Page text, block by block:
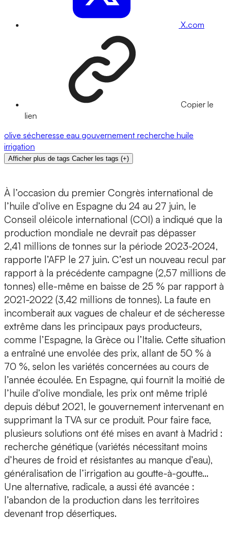
X.com
Copier le
lien
olive sécheresse eau gouvernement recherche huile
irrigation
Afficher plus de tags Cacher les tags (+)
À l’occasion du premier Congrès international de
l’huile d’olive en Espagne du 24 au 27 juin, le
Conseil oléicole international (COI) a indiqué que la
production mondiale ne devrait pas dépasser
2,41 millions de tonnes sur la période 2023-2024,
rapporte l’AFP le 27 juin. C’est un nouveau recul par
rapport à la précédente campagne (2,57 millions de
tonnes) elle-même en baisse de 25 % par rapport à
2021-2022 (3,42 millions de tonnes). La faute en
incomberait aux vagues de chaleur et de sécheresse
extrême dans les principaux pays producteurs,
comme l’Espagne, la Grèce ou l’Italie. Cette situation
a entraîné une envolée des prix, allant de 50 % à
70 %, selon les variétés concernées au cours de
l’année écoulée. En Espagne, qui fournit la moitié de
l’huile d’olive mondiale, les prix ont même triplé
depuis début 2021, le gouvernement intervenant en
supprimant la TVA sur ce produit. Pour faire face,
plusieurs solutions ont été mises en avant à Madrid :
recherche génétique (variétés nécessitant moins
d’heures de froid et résistantes au manque d’eau),
généralisation de l’irrigation au goutte-à-goutte…
Une alternative, radicale, a aussi été avancée :
l’abandon de la production dans les territoires
devenant trop désertiques.